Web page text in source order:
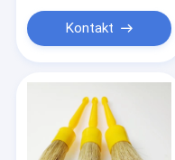
Produkte
VR Show
Kontakt